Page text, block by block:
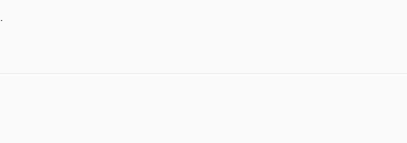
.